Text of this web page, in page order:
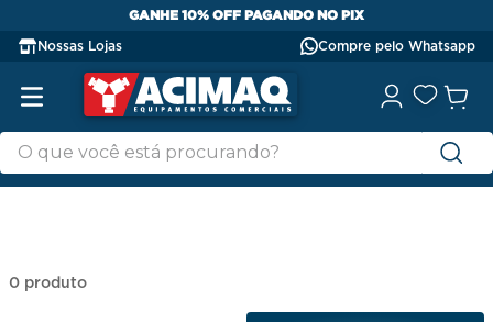
GANHE 10% OFF PAGANDO NO PIX
Nossas Lojas Compre pelo Whatsapp
0 produto